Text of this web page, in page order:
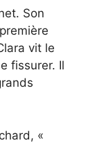
Son
vit le
fissurer. Il
«